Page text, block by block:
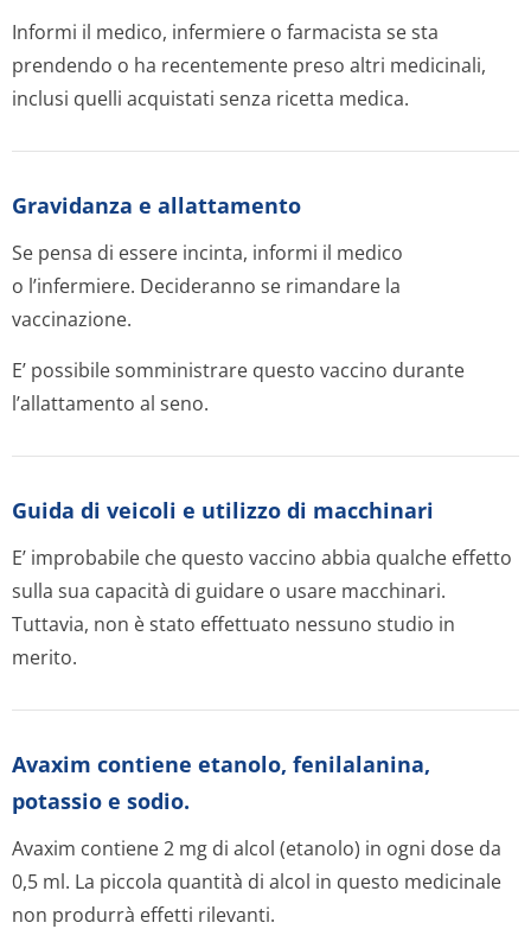
Informi il medico, infermiere o farmacista se sta
prendendo o ha recentemente preso altri medicinali,
inclusi quelli acquistati senza ricetta medica.
Gravidanza e allattamento
Se pensa di essere incinta, informi il medico
o l’infermiere. Decideranno se rimandare la
vaccinazione.
E’ possibile somministrare questo vaccino durante
l’allattamento al seno.
Guida di veicoli e utilizzo di macchinari
E’ improbabile che questo vaccino abbia qualche effetto
sulla sua capacità di guidare o usare macchinari.
Tuttavia, non è stato effettuato nessuno studio in
merito.
Avaxim contiene etanolo, fenilalanina,
potassio e sodio.
Avaxim contiene 2 mg di alcol (etanolo) in ogni dose da
0,5 ml. La piccola quantità di alcol in questo medicinale
non produrrà effetti rilevanti.